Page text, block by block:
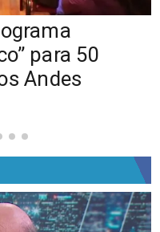
para 50
Andes